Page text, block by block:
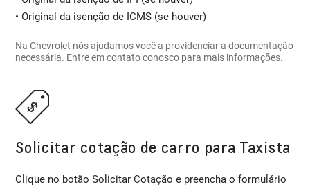
• Original da isenção de ICMS (se houver)
Na Chevrolet nós ajudamos você a providenciar a documentação
necessária. Entre em contato conosco para mais informações.
Solicitar cotação de carro para Taxista
Clique no botão Solicitar Cotação e preencha o formulário